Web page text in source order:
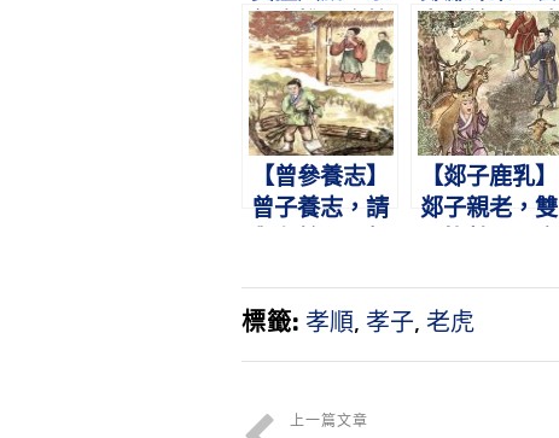
無床帷。恣蚊
飽血，恐噬親
肌。
者千餘。不聽
婦語，七世同
居。
【曾參養志】
曾子養志，請
廬。
【郯子鹿乳】
郯子親老，雙
乳。
標籤: 孝順, 孝子, 老虎
上一篇文章